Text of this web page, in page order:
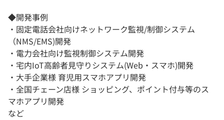
◆開発事例
・固定電話会社向けネットワーク監視/制御システム
（NMS/EMS)開発
・電力会社向け監視制御システム開発
・宅内IoT高齢者見守りシステム(Web・スマホ)開発
・大手企業様 育児用スマホアプリ開発
・全国チェーン店様 ショッピング、ポイント付与等のス
マホアプリ開発
など